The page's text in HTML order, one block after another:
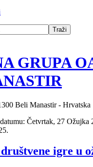
GRUPA
Beli Manastir - Hrvatska
Četvrtak, 27 Ožujka
igre u